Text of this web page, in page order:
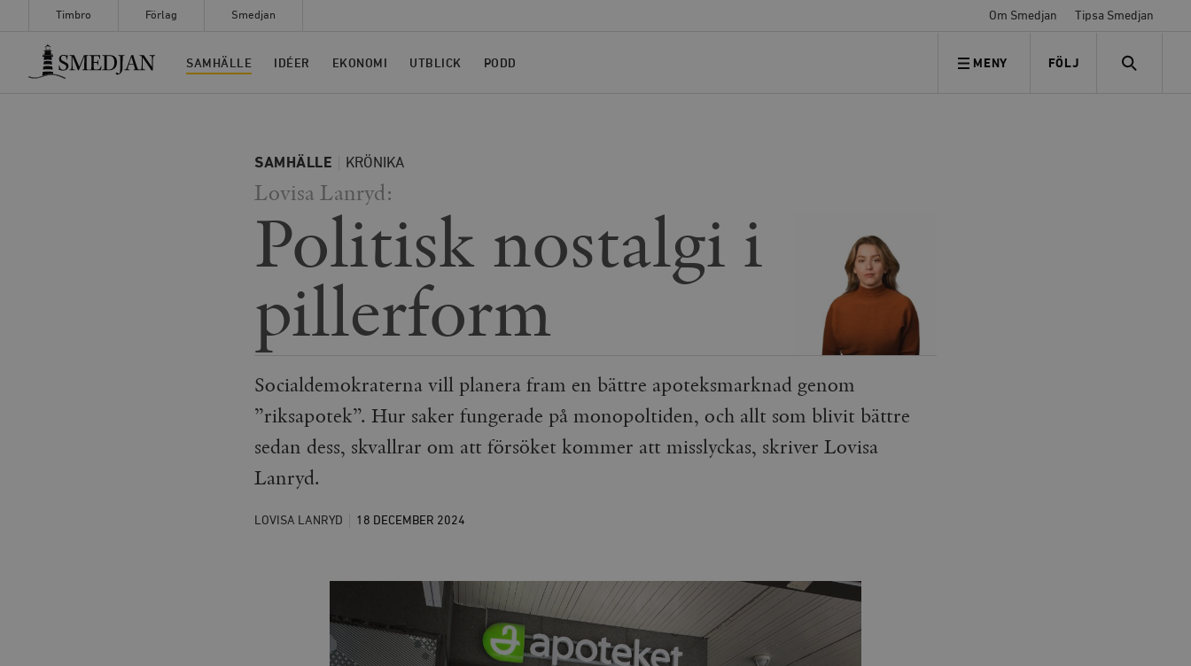
Timbro Förlag Smedjan Om Smedjan Tipsa Smedjan
Timbro
SAMHÄLLE IDÉER EKONOMI UTBLICK PODD MENY FÖLJ
FÖLJ OSS SEARCH
SAMHÄLLE KRÖNIKA
Lovisa Lanryd:
Politisk nostalgi i
pillerform
Socialdemokraterna vill planera fram en bättre apoteksmarknad genom
”riksapotek”. Hur saker fungerade på monopoltiden, och allt som blivit bättre
sedan dess, skvallrar om att försöket kommer att misslyckas, skriver Lovisa
Lanryd.
LOVISA LANRYD 18 DECEMBER 2024